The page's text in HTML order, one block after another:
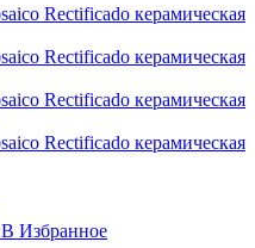
В Избранное